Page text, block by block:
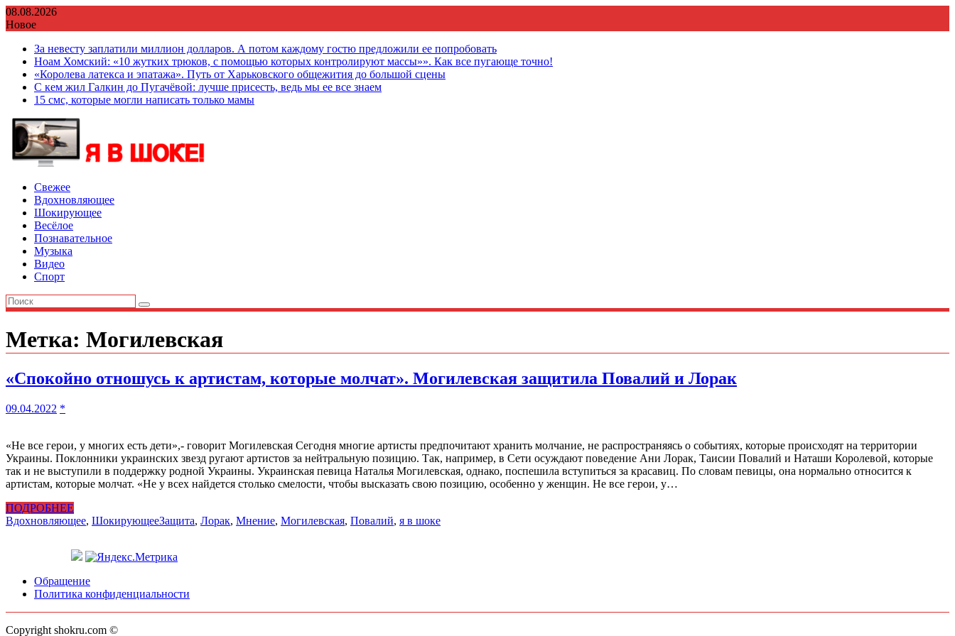
Перейти
к
08.08.2026
Новое
За невесту заплатили миллион долларов. А потом каждому гостю предложили ее попробовать
Ноам Хомский: «10 жутких трюков, с помощью которых контролируют массы»». Как все пугающе точно!
«Королева латекса и эпатажа». Путь от Харьковского общежития до большой сцены
С кем жил Галкин до Пугачёвой: лучше присесть, ведь мы ее все знаем
15 смс, которые могли написать только мамы
Свежее
Вдохновляющее
Шокирующее
Весёлое
Познавательное
Музыка
Видео
Спорт
Метка: Могилевская
«Спокойно отношусь к артистам, которые молчат». Могилевская защитила Повалий и Лорак
09.04.2022 *
«Не все герои, у многих есть дети»,- говорит Могилевская Сегодня многие артисты предпочитают хранить молчание, не распространяясь о событиях, которые происходят на территории
Украины. Поклонники украинских звезд ругают артистов за нейтральную позицию. Так, например, в Сети осуждают поведение Ани Лорак, Таисии Повалий и Наташи Королевой, которые
так и не выступили в поддержку родной Украины. Украинская певица Наталья Могилевская, однако, поспешила вступиться за красавиц. По словам певицы, она нормально относится к
артистам, которые молчат. «Не у всех найдется столько смелости, чтобы высказать свою позицию, особенно у женщин. Не все герои, у…
ПОДРОБНЕЕ
Вдохновляющее, ШокирующееЗащита, Лорак, Мнение, Могилевская, Повалий, я в шоке
Обращение
Политика конфиденциальности
Copyright shokru.com ©